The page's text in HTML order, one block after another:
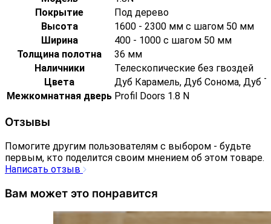
Покрытие
Под дерево
Высота
1600 - 2300 мм с шагом 50 мм
Ширина
400 - 1000 с шагом 50 мм
Толщина полотна
36 мм
Наличники
Телескопические без гвоздей
Цвета
Дуб Карамель, Дуб Сонома, Дуб
Межкомнатная дверь Profil Doors 1.8 N
Отзывы
Помогите другим пользователям с выбором - будьте
первым, кто поделится своим мнением об этом товаре.
Написать отзыв
Вам может это понравится